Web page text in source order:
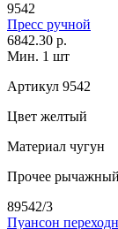
9542
Пресс ручной
6842.30 р.
Мин. 1 шт
Артикул 9542
Цвет желтый
Материал чугун
Прочее рычажный
89542/3
Пуансон